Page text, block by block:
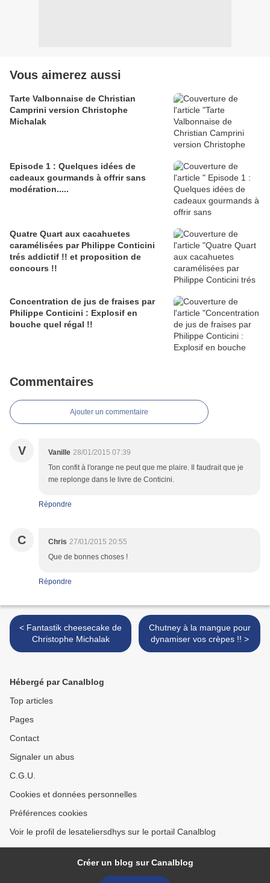
Vous aimerez aussi
Tarte Valbonnaise de Christian
Camprini version Christophe
Michalak
Episode 1 : Quelques idées de
cadeaux gourmands à offrir sans
modération.....
Quatre Quart aux cacahuetes
caramélisées par Philippe Conticini
trés addictif !! et proposition de
concours !!
Concentration de jus de fraises par
Philippe Conticini : Explosif en
bouche quel régal !!
Commentaires
Ajouter un commentaire
V Vanille 28/01/2015 07:39
Ton confit à l'orange ne peut que me plaire. Il faudrait que je
me replonge dans le livre de Conticini.
Répondre
C Chris 27/01/2015 20:55
Que de bonnes choses !
Répondre
< Fantastik cheesecake de
Christophe Michalak
Chutney à la mangue pour
dynamiser vos crèpes !! >
Hébergé par Canalblog
Top articles
Pages
Contact
Signaler un abus
C.G.U.
Cookies et données personnelles
Préférences cookies
Voir le profil de lesateliersdhys sur le portail Canalblog
Créer un blog sur Canalblog